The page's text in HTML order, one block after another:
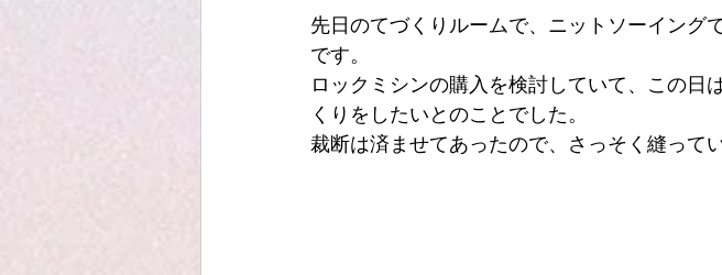
先日のてづくりルームで、ニットソーイング
です。
ロックミシンの購入を検討していて、この日
くりをしたいとのことでした。
裁断は済ませてあったので、さっそく縫って